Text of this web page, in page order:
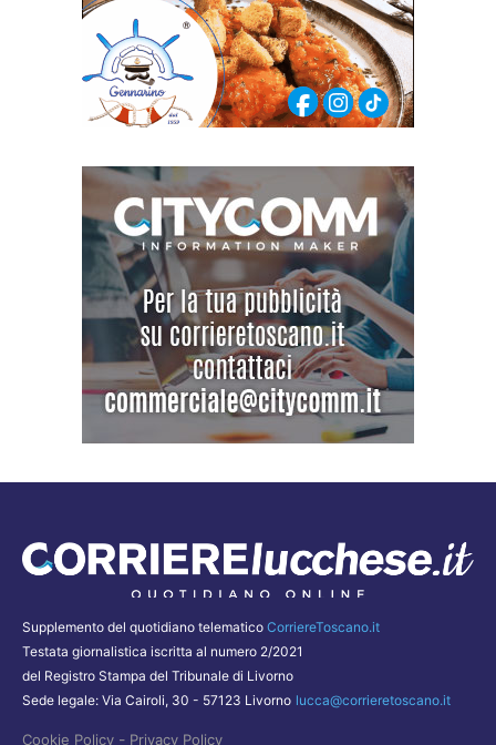
Supplemento del quotidiano telematico CorriereToscano.it
Testata giornalistica iscritta al numero 2/2021
del Registro Stampa del Tribunale di Livorno
Sede legale: Via Cairoli, 30 - 57123 Livorno lucca@corrieretoscano.it
Cookie Policy - Privacy Policy